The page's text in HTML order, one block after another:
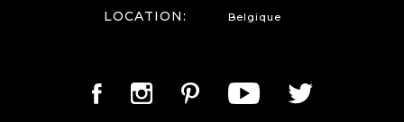
LOCATION: Belgique